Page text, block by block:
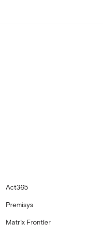
Act365
Premisys
Matrix Frontier